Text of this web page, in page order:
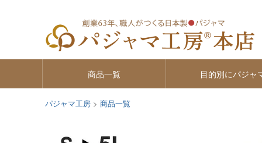
商品一覧 目的別にパジャ
パジャマ工房 商品一覧